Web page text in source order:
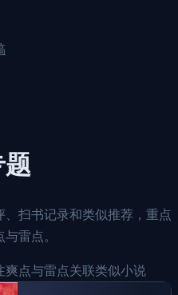
扫书记录和类似推荐，重点
雷点。
爽点与雷点关联类似小说